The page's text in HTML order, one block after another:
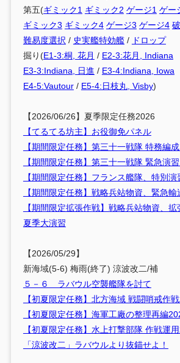
第五(ギミック1 ギミック2 ゲージ1 ゲー
ギミック3 ギミック4 ゲージ3 ゲージ4
難易度選択 / 史実艦特効艦/ ドロップ
掘り(E1-3:桐, 花月 / E2-3:花月, Indiana
E3-3:Indiana, 日進 / E3-4:Indiana, Iowa
E4-5:Vautour/ E5-4:日枝丸, Visby)
【2026/06/26】夏季限定任務2026
【てるてる坊主】お役御免パネル
【期間限定任務】第三十一戦隊 特務編成
【期間限定任務】第三十一戦隊 緊急演習
【期間限定任務】フランス艦隊、特別演
【期間限定任務】戦略兵站物資、緊急輸
【期間限定拡張作戦】戦略兵站物資、拡
夏季大演習
【2026/05/29】
新海域(5-6) 梅雨(終了) 涼波改二/補
５－６ ラバウル空襲艦隊を討て
【初夏限定任務】北方海域 戦闘哨戒作
【初夏限定任務】海軍工廠の整理再編
【初夏限定任務】水上打撃部隊 作戦運
「涼波改二」ラバウルより抜錨せよ！